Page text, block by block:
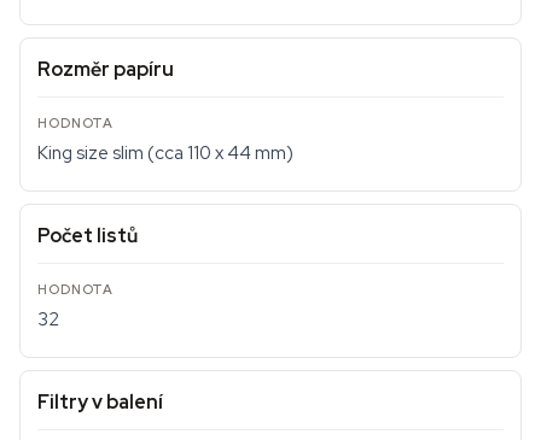
Rozměr papíru
King size slim (cca 110 x 44 mm)
Počet listů
32
Filtry v balení